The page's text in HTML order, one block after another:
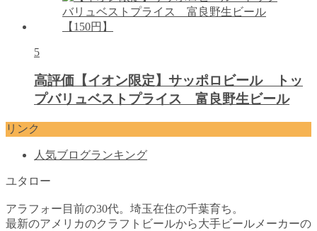
5
高評価【イオン限定】サッポロビール トッ
プバリュベストプライス 富良野生ビール
リンク
人気ブログランキング
ユタロー
アラフォー目前の30代。埼玉在住の千葉育ち。
最新のアメリカのクラフトビールから大手ビールメーカーの